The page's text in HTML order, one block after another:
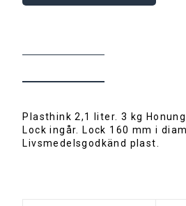
e
v
:Plasthink 2,1 liter. 3 kg
Lock ingår. Lock 160 mm i
Livsmedelsgodkänd plast.